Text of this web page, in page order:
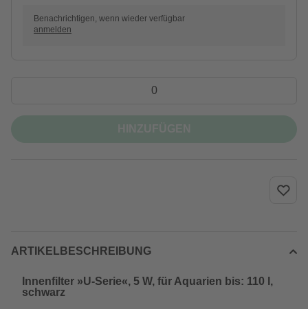
Benachrichtigen, wenn wieder verfügbar
anmelden
ARTIKELBESCHREIBUNG
Innenfilter »U-Serie«, 5 W, für Aquarien bis: 110 l,
schwarz